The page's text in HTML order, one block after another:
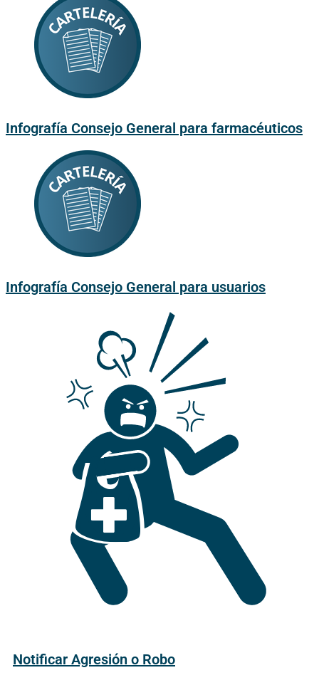
Infografía Consejo General para farmacéuticos
Infografía Consejo General para usuarios
Notificar Agresión o Robo